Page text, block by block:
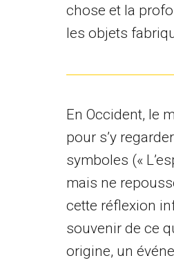
chose et la
les objets
En Occident, le
pour s’y
symboles («
mais ne
cette réflexion
souvenir de ce
origine, un